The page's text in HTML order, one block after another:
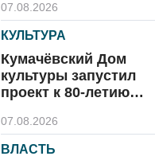
07.08.2026
КУЛЬТУРА
Кумачёвский Дом
культуры запустил
проект к 80-летию
07.08.2026
ВЛАСТЬ